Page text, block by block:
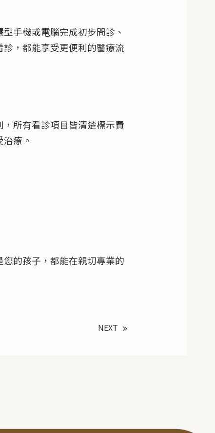
手機或電腦完成初步問診、
，都能享受更便利的醫療流
所有看診項目皆清楚標示費
療。
的孩子，都能在親切專業的
NEXT